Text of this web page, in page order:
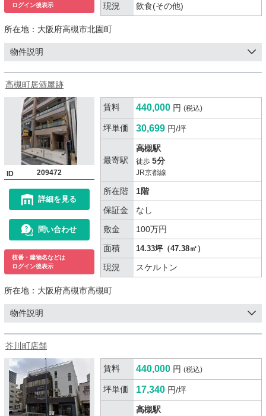
ログイン後表示
現況 飲食(その他)
所在地： 大阪府高槻市北園町
物件説明
高槻町居酒屋跡
ID 209472
詳細を見る
問い合わせ
枝番・建物名などは
ログイン後表示
賃料 440,000 円 (税込)
坪単価 30,699 円/坪
最寄駅
高槻駅
徒歩 5分
JR京都線
所在階
1階
保証金
なし
敷金
100万円
面積
14.33坪（47.38㎡）
現況 スケルトン
所在地： 大阪府高槻市高槻町
物件説明
芥川町店舗
賃料 440,000 円 (税込)
坪単価 17,340 円/坪
高槻駅